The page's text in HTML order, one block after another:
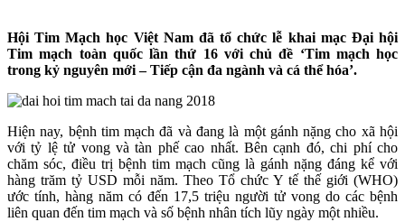
Hội Tim Mạch học Việt Nam đã tổ chức lễ khai mạc Đại hội
Tim mạch toàn quốc lần thứ 16 với chủ đề ‘Tim mạch học
trong kỷ nguyên mới – Tiếp cận đa ngành và cá thể hóa’.
Hiện nay, bệnh tim mạch đã và đang là một gánh nặng cho xã hội
với tỷ lệ tử vong và tàn phế cao nhất. Bên cạnh đó, chi phí cho
chăm sóc, điều trị bệnh tim mạch cũng là gánh nặng đáng kể với
hàng trăm tỷ USD mỗi năm. Theo Tổ chức Y tế thế giới (WHO)
ước tính, hàng năm có đến 17,5 triệu người tử vong do các bệnh
liên quan đến tim mạch và số bệnh nhân tích lũy ngày một nhiều.